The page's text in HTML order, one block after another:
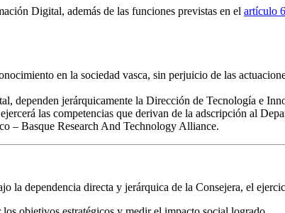
Digital, además de las funciones previstas en el artículo 6
en la sociedad vasca, sin perjuicio de las
dependen jerárquicamente la Dirección de Tecnología e
las competencias que derivan de la adscripción al
– Basque Research And Technology Alliance.
la dependencia directa y jerárquica de la Consejera, el